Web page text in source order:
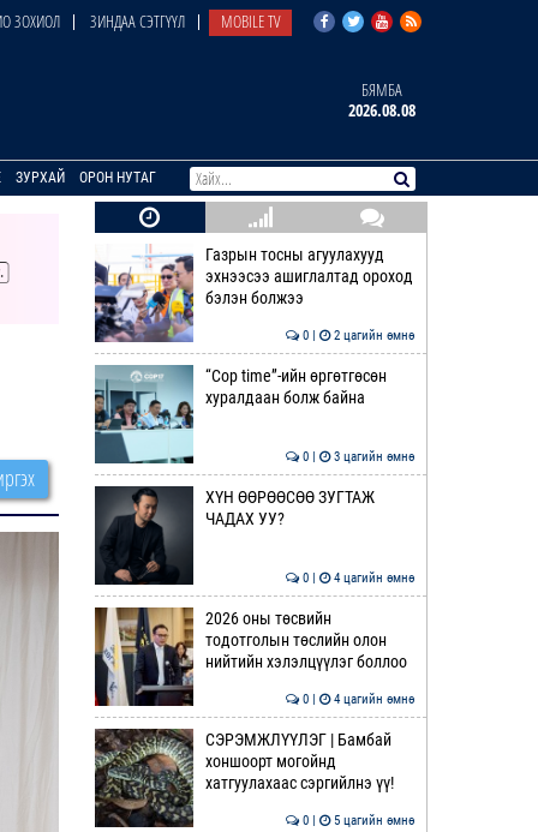
ЗОХИОЛ ЗИНДАА СЭТГҮҮЛ MOBILE TV
БЯМБА
2026.08.08
ЗУРХАЙ ОРОН НУТАГ
Газрын тосны агуулахууд
эхнээсээ ашиглалтад ороход
бэлэн болжээ
0 | 2 цагийн өмнө
“Cop time”-ийн өргөтгөсөн
хуралдаан болж байна
0 | 3 цагийн өмнө
ХҮН ӨӨРӨӨСӨӨ ЗУГТАЖ
ЧАДАХ УУ?
0 | 4 цагийн өмнө
2026 оны төсвийн
тодотголын төслийн олон
нийтийн хэлэлцүүлэг боллоо
0 | 4 цагийн өмнө
СЭРЭМЖЛҮҮЛЭГ | Бамбай
хоншоорт могойнд
хатгуулахаас сэргийлнэ үү!
0 | 5 цагийн өмнө